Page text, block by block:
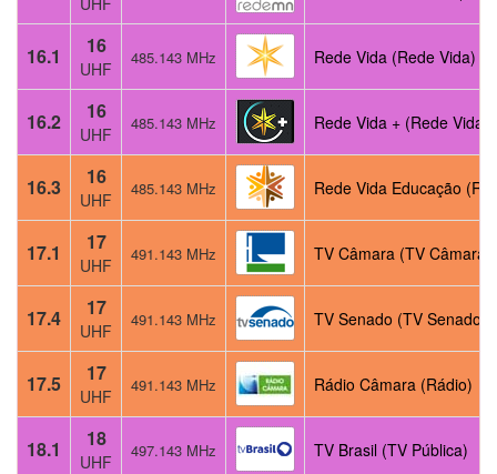
16.1 16
UHF
485.143 MHz Rede Vida (Rede Vida)
16.2 16
UHF
485.143 MHz Rede Vida + (Rede Vida)
16.3 16
UHF
485.143 MHz Rede Vida Educação
17.1 17
UHF
491.143 MHz TV Câmara (TV Câmara)
17.4 17
UHF
491.143 MHz TV Senado (TV Senado)
17.5 17
UHF
491.143 MHz Rádio Câmara (Rádio)
18.1 18
UHF
497.143 MHz TV Brasil (TV Pública)